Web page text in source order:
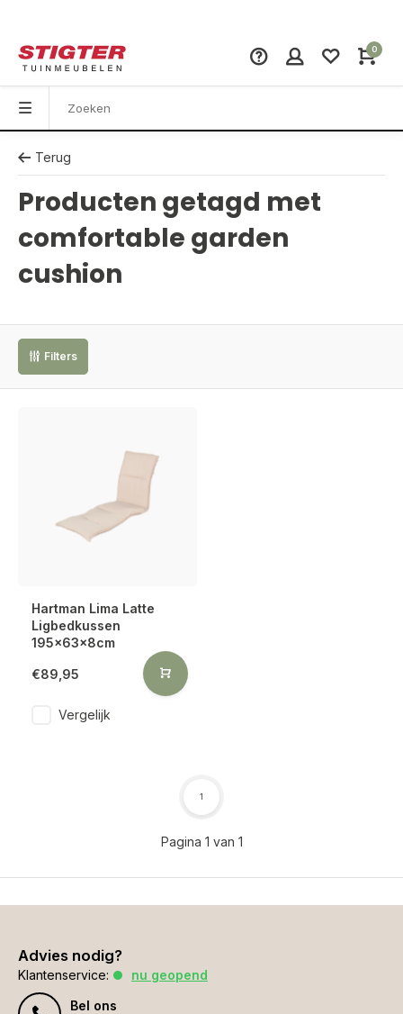
0
Terug
Producten getagd met
comfortable garden
cushion
Filters
Hartman Lima Latte
Ligbedkussen
195x63x8cm
€89,95
Vergelijk
Pagina 1 van 1
1
Advies nodig?
Klantenservice:
nu geopend
Bel ons